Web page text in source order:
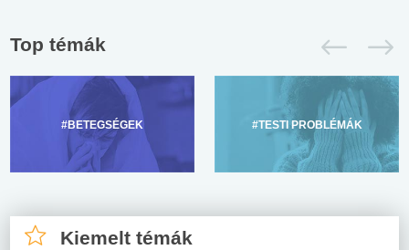
Top témák
#BETEGSÉGEK #TESTI PROBLÉMÁK
Kiemelt témák